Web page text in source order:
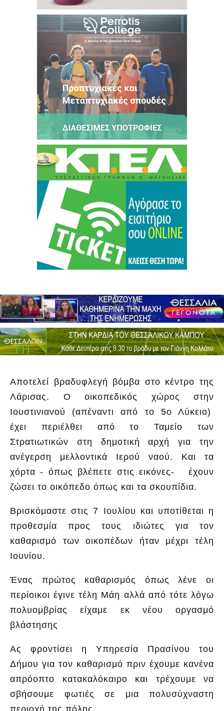
Αποτελεί βραδυφλεγή βόμβα στο κέντρο της
Λάρισας. Ο οικοπεδικός χώρος στην
Ιουστινιανού (απέναντι από το 5ο Λύκειο)
έχει περιέλθει από το Ταμείο των
Στρατιωτικών στη δημοτική αρχή για την
ανέγερση μελλοντικά Ιερού ναού. Και τα
χόρτα - όπως βλέπετε στις εικόνες- έχουν
ζώσει το οικόπεδο όπως και τα σκουπίδια.
Βρισκόμαστε στις 7 Ιουλίου και υποτίθεται η
προθεσμία προς τους ιδιώτες για τον
καθαρισμό των οικοπέδων ήταν μέχρι τέλη
Ιουνίου.
Ένας πρώτος καθαρισμός όπως λένε οι
περίοικοι έγινε τέλη Μάη αλλά από τότε λόγω
πολυομβρίας είχαμε εκ νέου οργασμό
βλάστησης
Ας φροντίσει η Υπηρεσία Πρασίνου του
Δήμου για τον καθαρισμό πριν έχουμε κανένα
απρόοπτο κατακαλόκαιρο και τρέχουμε να
σβήσουμε φωτιές σε μια πολυσύχναστη